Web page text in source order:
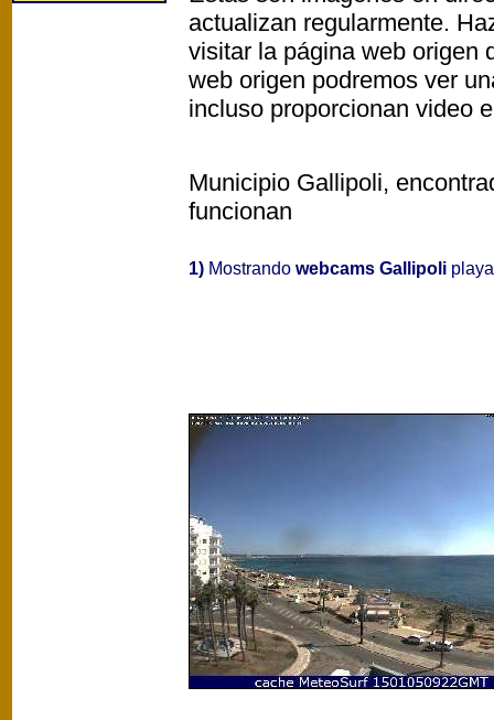
actualizan regularmente.
visitar la página web origen
web origen podremos ver
incluso proporcionan video
Municipio Gallipoli,
funcionan
1) Mostrando webcams Gallipoli